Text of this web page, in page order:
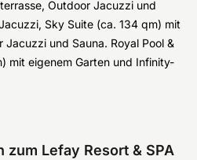
Outdoor Jacuzzi und
Sky Suite (ca. 134 qm) mit
Jacuzzi und Sauna. Royal Pool &
mit eigenem Garten und Infinity-
zum Lefay Resort & SPA